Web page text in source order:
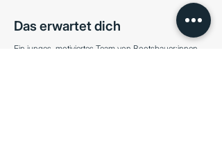
Das erwartet dich
Ein junges, motiviertes Team von Bootsbauer:innen,